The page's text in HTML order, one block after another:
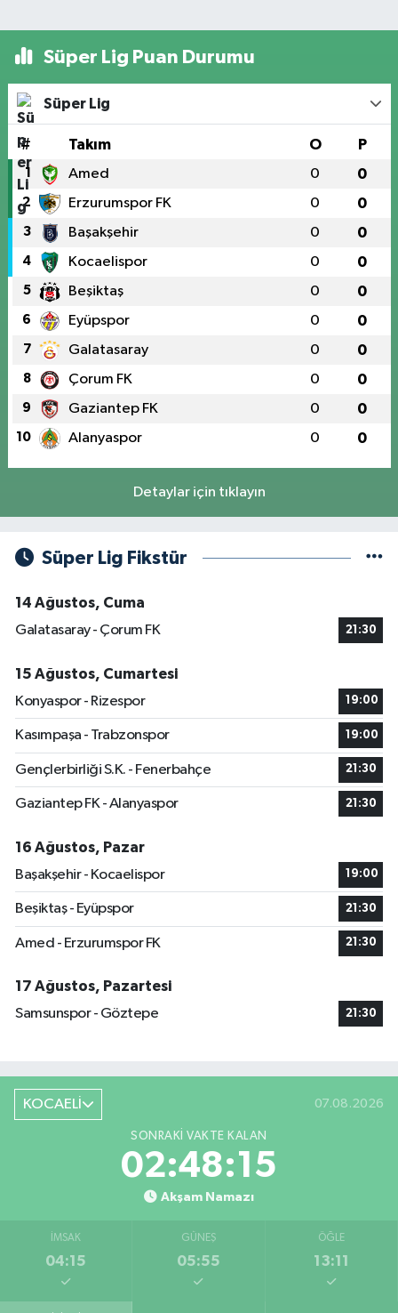
Süper Lig Puan Durumu
Süper Lig
# Takım O P
1 Amed 0 0
2 Erzurumspor FK 0 0
3 Başakşehir 0 0
4 Kocaelispor 0 0
5 Beşiktaş 0 0
6 Eyüpspor 0 0
7 Galatasaray 0 0
8 Çorum FK 0 0
9 Gaziantep FK 0 0
10 Alanyaspor 0 0
Detaylar için tıklayın
Süper Lig Fikstür
14 Ağustos, Cuma
Galatasaray - Çorum FK
21:30
15 Ağustos, Cumartesi
Konyaspor - Rizespor
19:00
Kasımpaşa - Trabzonspor 19:00
Gençlerbirliği S.K. - Fenerbahçe 21:30
Gaziantep FK - Alanyaspor 21:30
16 Ağustos, Pazar
Başakşehir - Kocaelispor
19:00
Beşiktaş - Eyüpspor 21:30
Amed - Erzurumspor FK 21:30
17 Ağustos, Pazartesi
Samsunspor - Göztepe
21:30
KOCAELİ 07.08.2026
SONRAKI VAKTE KALAN
02:48:14
Akşam Namazı
İMSAK
04:15
GÜNEŞ
05:55
ÖĞLE
13:11